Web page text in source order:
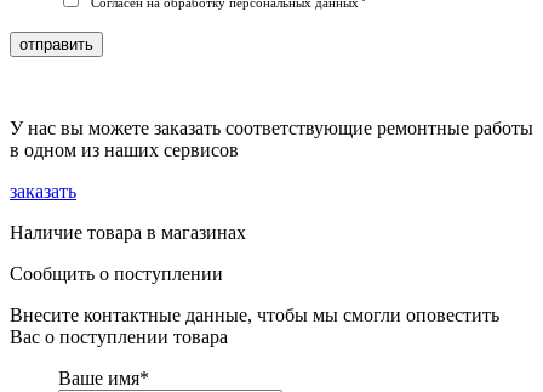
отправить
У нас вы можете заказать соответствующие ремонтные работы
в одном из наших сервисов
заказать
Наличие товара в магазинах
Сообщить о поступлении
Внесите контактные данные, чтобы мы смогли оповестить
Вас о поступлении товара
Ваше имя*